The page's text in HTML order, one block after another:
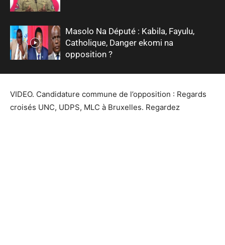
Masolo Na Député : Kabila, Fayulu,
Catholique, Danger ekomi na
opposition ?
VIDEO. Candidature commune de l’opposition : Regards
croisés UNC, UDPS, MLC à Bruxelles. Regardez